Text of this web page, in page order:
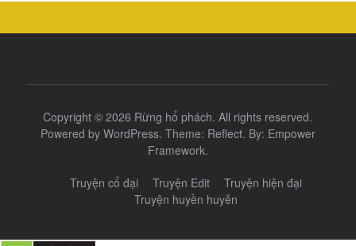
Copyright © 2026 Rừng hổ phách. All rights reserved.
Powered by WordPress. Theme: Reflect. By: Empower
Framework.
Truyện cổ đại Truyện Edit
Truyện hiện đại
Truyện huyền huyễn